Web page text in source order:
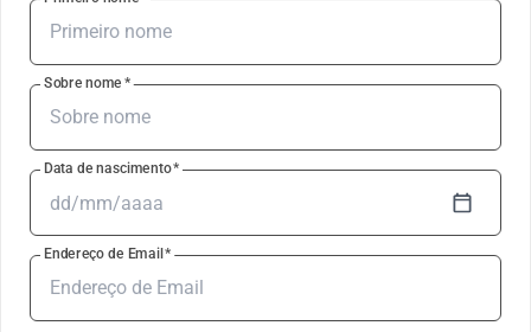
Sobre nome *
Data de nascimento*
Endereço de Email*